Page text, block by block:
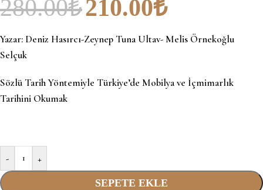
280.00₺210.00₺
Yazar: Deniz Hasırcı-Zeynep Tuna Ultav- Melis Örnekoğlu
Selçuk
Sözlü Tarih Yöntemiyle Türkiye’de Mobilya ve İçmimarlık
Tarihini Okumak
- +
SEPETE EKLE